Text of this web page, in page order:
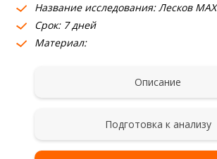
О компании
Где сдать
Название исследования: Лесков MAX
Срок: 7 дней
Материал:
Описание
Подготовка к анализу